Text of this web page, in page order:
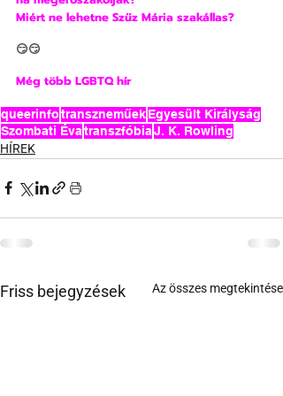
Miért ne lehetne Szűz Mária szakállas?
😏😏
Még több LGBTQ hír
queerinfotranszneműekEgyesült Királyság
Szombati ÉvatranszfóbiaJ. K. Rowling
HÍREK
Friss bejegyzések Az összes megtekintése